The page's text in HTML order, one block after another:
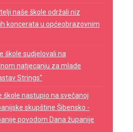
naše škole održali niz
koncerata u općeobrazovnim
škole sudjelovali na
natjecanju za mlade
Strings"
škole nastupio na svečanoj
skupštine Šibensko -
povodom Dana županije